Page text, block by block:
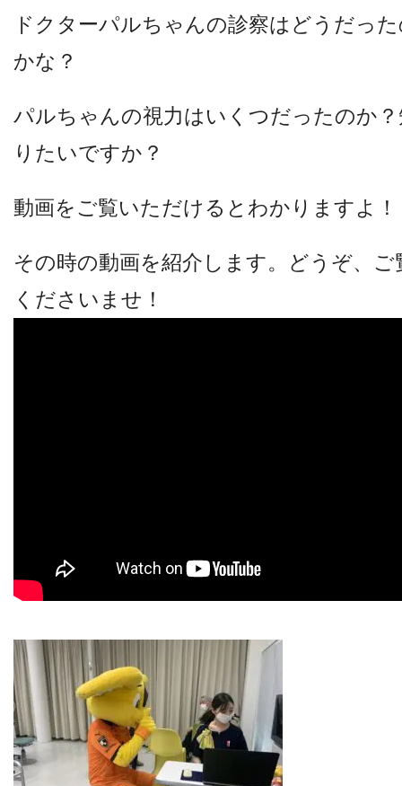
視能訓練士メッセージ
学会レポート
ドクターパルちゃんの診察はどうだっ
かな？
パルちゃんの視力はいくつだったのか
りたいですか？
動画をご覧いただけるとわかりますよ！
その時の動画を紹介します。どうぞ、ご
くださいませ！